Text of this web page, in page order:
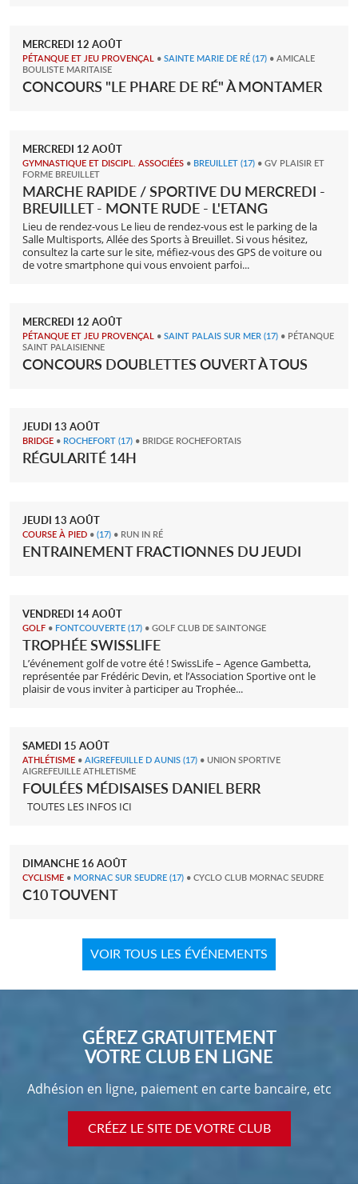
MERCREDI 12 AOÛT
PÉTANQUE ET JEU PROVENÇAL • SAINTE MARIE DE RÉ (17) • AMICALE
BOULISTE MARITAISE
CONCOURS "LE PHARE DE RÉ" À MONTAMER
MERCREDI 12 AOÛT
GYMNASTIQUE ET DISCIPL. ASSOCIÉES • BREUILLET (17) • GV PLAISIR ET
FORME BREUILLET
MARCHE RAPIDE / SPORTIVE DU MERCREDI -
BREUILLET - MONTE RUDE - L'ETANG
Lieu de rendez-vous Le lieu de rendez-vous est le parking de la
Salle Multisports, Allée des Sports à Breuillet. Si vous hésitez,
consultez la carte sur le site, méfiez-vous des GPS de voiture ou
de votre smartphone qui vous envoient parfoi...
MERCREDI 12 AOÛT
PÉTANQUE ET JEU PROVENÇAL • SAINT PALAIS SUR MER (17) • PÉTANQUE
SAINT PALAISIENNE
CONCOURS DOUBLETTES OUVERT À TOUS
JEUDI 13 AOÛT
BRIDGE • ROCHEFORT (17) • BRIDGE ROCHEFORTAIS
RÉGULARITÉ 14H
JEUDI 13 AOÛT
COURSE À PIED • (17) • RUN IN RÉ
ENTRAINEMENT FRACTIONNES DU JEUDI
VENDREDI 14AOÛT
GOLF • FONTCOUVERTE (17) • GOLF CLUB DE SAINTONGE
TROPHÉE SWISSLIFE
L’événement golf de votre été ! SwissLife – Agence Gambetta,
représentée par Frédéric Devin, et l’Association Sportive ont le
plaisir de vous inviter à participer au Trophée...
SAMEDI 15 AOÛT
ATHLÉTISME • AIGREFEUILLE D AUNIS (17) • UNION SPORTIVE
AIGREFEUILLE ATHLETISME
FOULÉES MÉDISAISES DANIEL BERR
TOUTES LES INFOS ICI
DIMANCHE 16 AOÛT
CYCLISME • MORNAC SUR SEUDRE (17) • CYCLO CLUB MORNAC SEUDRE
C10 TOUVENT
VOIR TOUS LES ÉVÉNEMENTS
GÉREZ GRATUITEMENT
VOTRE CLUB EN LIGNE
Adhésion en ligne, paiement en carte bancaire, etc
CRÉEZ LE SITE DE VOTRE CLUB